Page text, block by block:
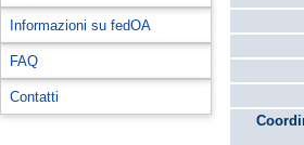
Informazioni su fedOA
FAQ
Contatti